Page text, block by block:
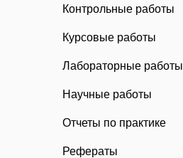
Контрольные работы
Курсовые работы
Лабораторные работы
Научные работы
Отчеты по практике
Рефераты